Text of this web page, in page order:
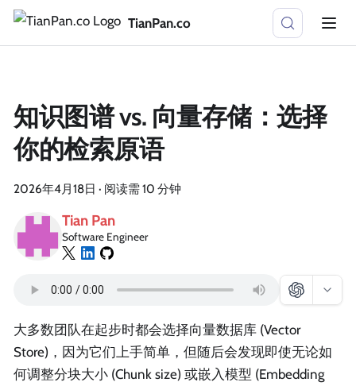
TianPan.co
知识图谱 vs. 向量存储：选择
你的检索原语
2026年4月18日 · 阅读需 10 分钟
Tian Pan
Software Engineer
大多数团队在起步时都会选择向量数据库 (Vector
Store)，因为它们上手简单，但随后会发现即使无论如
何调整分块大小 (Chunk size) 或嵌入模型 (Embedding